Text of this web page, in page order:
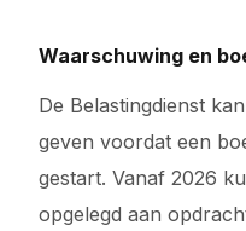
Waarschuwing en
De Belastingdienst
geven voordat een
gestart. Vanaf 2026
opgelegd aan